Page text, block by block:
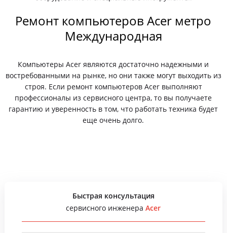
Ремонт компьютеров Acer метро
Международная
Компьютеры Acer являются достаточно надежными и
востребованными на рынке, но они также могут выходить из
строя. Если ремонт компьютеров Acer выполняют
профессионалы из сервисного центра, то вы получаете
гарантию и уверенность в том, что работать техника будет
еще очень долго.
Быстрая консультация
сервисного инженераAcer